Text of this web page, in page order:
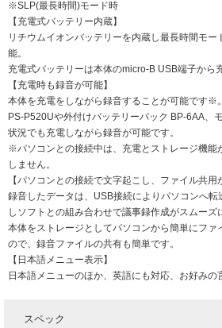
※SLP(最長時間)モード時
【充電式バッテリー内蔵】
リチウムイオンバッテリーを内蔵し最長時間モ
能。
充電式バッテリーは本体のmicro-B USB端子から
【充電時も録音が可能】
本体を充電をしながら録音することが可能です※
PS-P520Uや外付けバッテリーパック BP-6AA、
状況でも充電しながら録音が可能です。
※パソコンとの接続中は、充電とストレージ機能
しません。
【パソコンとの接続で文字起こし、ファイル共用
録音したデータは、USB接続によりパソコンへ転
しソフトとの組み合わせで議事録作成がスムーズ
本体をストレージとしてパソコンから簡単にファ
ので、録音ファイルの共有も簡単です。
【日本語メニュー表示】
日本語メニューのほか、英語にも対応、お好みの
スペック